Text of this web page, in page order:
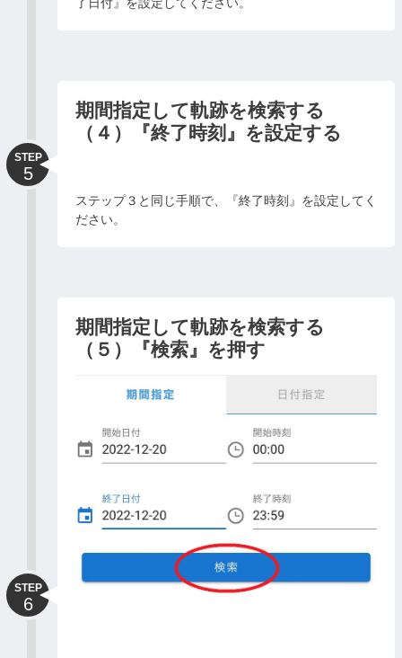
STEP
5
期間指定して軌跡を検索する
（４）『終了時刻』を設定する
ステップ３と同じ手順で、『終了時刻』を設定してく
ださい。
STEP
6
期間指定して軌跡を検索する
（５）『検索』を押す